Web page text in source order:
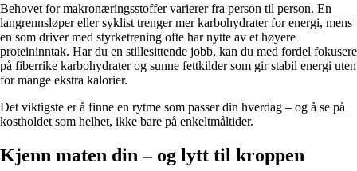
Behovet for makronæringsstoffer varierer fra person til person. En
langrennsløper eller syklist trenger mer karbohydrater for energi, mens
en som driver med styrketrening ofte har nytte av et høyere
proteininntak. Har du en stillesittende jobb, kan du med fordel fokusere
på fiberrike karbohydrater og sunne fettkilder som gir stabil energi uten
for mange ekstra kalorier.
Det viktigste er å finne en rytme som passer din hverdag – og å se på
kostholdet som helhet, ikke bare på enkeltmåltider.
Kjenn maten din – og lytt til kroppen